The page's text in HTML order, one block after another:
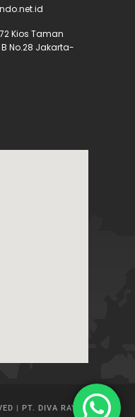
Kios Taman
B No.28 Jakarta-
| PT. DIVA RAYA